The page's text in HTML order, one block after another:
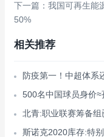
下一篇：我国可再生能
50%
相关推荐
防疫第一！中超体系
500名中国球员身价
北青:职业联赛筹备
斯诺克2020库存:特